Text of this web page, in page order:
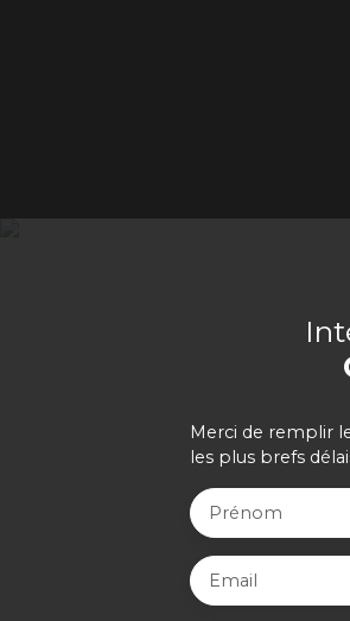
Merci de remplir
les plus brefs
Prénom
Email